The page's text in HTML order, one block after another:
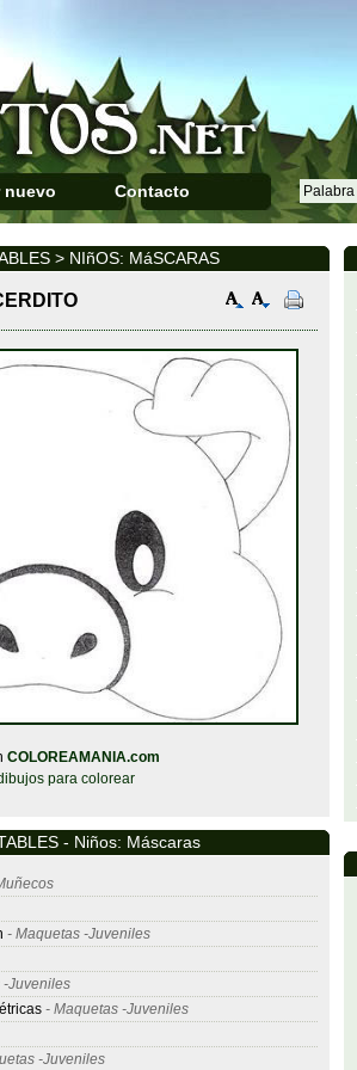
nuevo Contacto
> NIñOS: MáSCARAS
COLOREAMANIA.com
para colorear
- Niños: Máscaras
- Maquetas -Juveniles
-Juveniles
- Maquetas -Juveniles
-Juveniles